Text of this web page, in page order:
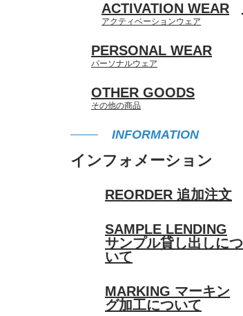
ACTIVATION WEAR
アクティベーションウェア
PERSONAL WEAR
パーソナルウェア
OTHER GOODS
その他の商品
INFORMATION
インフォメーション
REORDER 追加注文
SAMPLE LENDING
サンプル貸し出しにつ
いて
MARKING マーキン
グ加工について